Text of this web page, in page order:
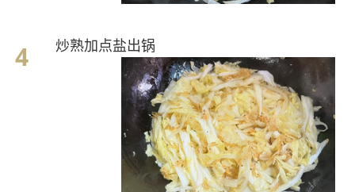
炒熟加点盐出锅